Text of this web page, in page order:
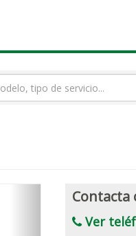
Contacta
Ver